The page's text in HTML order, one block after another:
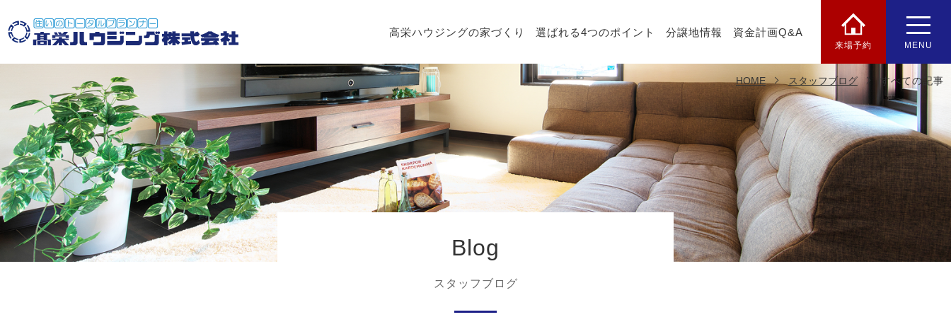
高栄ハウジングの家づくり 選ばれる4つのポイント 分譲地情報 資金計画Q&A
来場予約 MENU
Blog
スタッフブログ
HOME スタッフブログ すべての記事